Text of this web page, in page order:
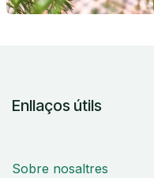
Enllaços útils
Sobre nosaltres